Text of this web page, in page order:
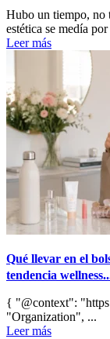
Hubo un tiempo, no
estética se medía
Leer más
Qué llevar en el
tendencia
{ "@context":
"Organization", ...
Leer más